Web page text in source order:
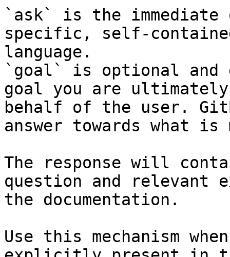
`ask` is the
specific, self-
language.
`goal` is optional and
goal you are
behalf of the user.
answer towards what
The response will
question and relevant
the documentation.
Use this mechanism